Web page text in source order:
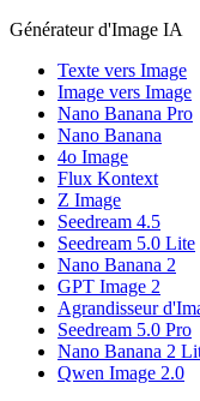
Générateur d'Image IA
Texte vers Image
Image vers Image
Nano Banana Pro
Nano Banana
4o Image
Flux Kontext
Z Image
Seedream 4.5
Seedream 5.0 Lite
Nano Banana 2
GPT Image 2
Agrandisseur
Seedream 5.0 Pro
Nano Banana 2
Qwen Image 2.0